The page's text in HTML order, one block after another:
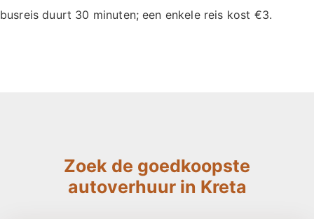
busreis duurt 30 minuten; een enkele reis kost €3.
Zoek de goedkoopste
autoverhuur in Kreta